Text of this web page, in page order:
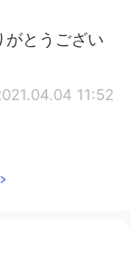
がとうござい
11:52